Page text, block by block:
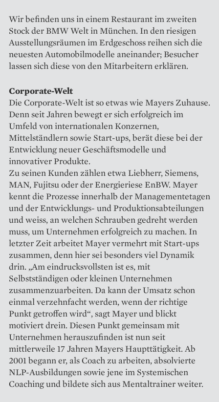
Wir befinden uns in einem Restaurant im zweiten
Stock der BMW Welt in München. In den riesigen
Ausstellungsräumen im Erdgeschoss reihen sich die
neuesten ­Automobilmodelle aneinander; Besucher
lassen sich diese von den Mitarbeitern erklären.
Corporate-Welt
Die Corporate-Welt ist so etwas wie Mayers Zuhause.
Denn seit Jahren bewegt er sich erfolgreich im
Umfeld von internationalen Konzernen,
Mittelständlern sowie Start-ups, berät diese bei der
Entwicklung neuer Geschäftsmodelle und
innovativer Produkte.
Zu seinen Kunden zählen etwa Liebherr, Siemens,
MAN, Fujitsu oder der Energieriese EnBW. Mayer
kennt die Prozesse innerhalb der Managementetagen
und der Entwicklungs- und Produktionsabteilungen
und weiss, an welchen Schrauben gedreht werden
muss, um Unternehmen erfolgreich zu machen. In
letzter Zeit arbeitet Mayer vermehrt mit Start-ups
zusammen, denn hier sei besonders viel Dynamik
drin. „Am eindrucksvollsten ist es, mit
Selbstständigen oder kleinen Unternehmen
zusammenzuarbeiten. Da kann der Umsatz schon
einmal verzehnfacht werden, wenn der richtige
Punkt getroffen wird“, sagt Mayer und blickt
motiviert drein. Diesen Punkt gemeinsam mit
Unternehmen herauszufinden ist nun seit
mittlerweile 17 Jahren Mayers Haupttätigkeit. Ab
2001 begann er, als Coach zu arbeiten, absolvierte
NLP-Ausbildungen sowie jene im Systemischen
Coaching und bildete sich aus Mentaltrainer weiter.